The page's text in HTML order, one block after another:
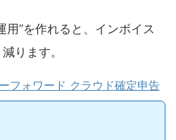
用”を作れると、インボイス
ります。
フォワード クラウド確定申告
「相手の経理が処理できる